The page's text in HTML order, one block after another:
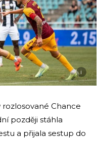
i
rozlosované Chance
později stáhla
a přijala sestup do